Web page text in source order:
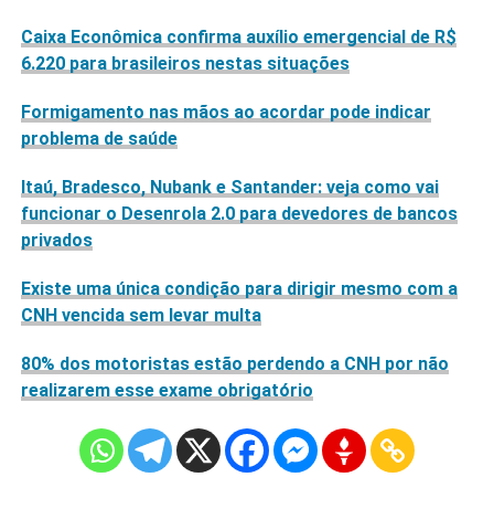
Caixa Econômica confirma auxílio emergencial de R$
6.220 para brasileiros nestas situações
Formigamento nas mãos ao acordar pode indicar
problema de saúde
Itaú, Bradesco, Nubank e Santander: veja como vai
funcionar o Desenrola 2.0 para devedores de bancos
privados
Existe uma única condição para dirigir mesmo com a
CNH vencida sem levar multa
80% dos motoristas estão perdendo a CNH por não
realizarem esse exame obrigatório